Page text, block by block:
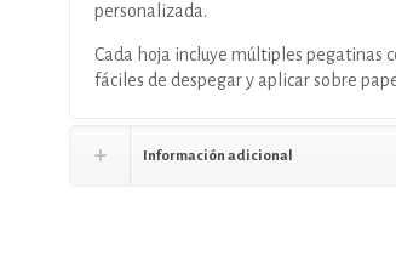
personalizada.
Cada hoja incluye múltiples pegatinas
fáciles de despegar y aplicar sobre
Información adicional